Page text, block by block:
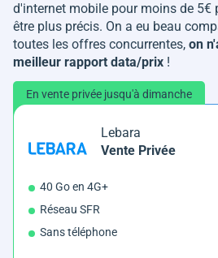
d'internet mobile pour moins de 5€
être plus précis. On a eu beau
toutes les offres concurrentes, on
meilleur rapport data/prix !
En vente privée jusqu'à dimanche
Lebara
Vente Privée
40 Go en 4G+
Réseau SFR
Sans téléphone